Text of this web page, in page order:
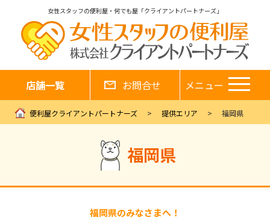
女性スタッフの便利屋・何でも屋「クライアントパートナーズ」
店舗一覧 お問合せ メニュー
便利屋クライアントパートナーズ 提供エリア 福岡県
福岡県
福岡県のみなさまへ！